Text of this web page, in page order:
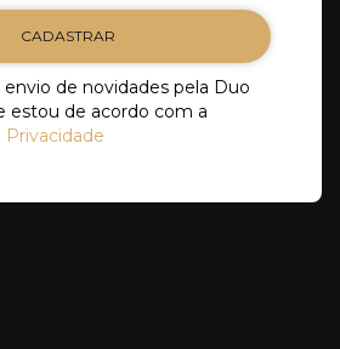
CADASTRAR
de novidades pela Duo
estou de acordo com a
Privacidade